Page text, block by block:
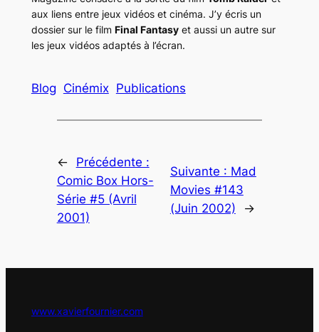
aux liens entre jeux vidéos et cinéma. J’y écris un
dossier sur le film Final Fantasyet aussi un autre sur
les jeux vidéos adaptés à l’écran.
Blog Cinémix Publications
←
Précédente :
Comic Box Hors-
Série #5 (Avril
2001)
Suivante : Mad
Movies #143
(Juin 2002)
→
www.xavierfournier.com